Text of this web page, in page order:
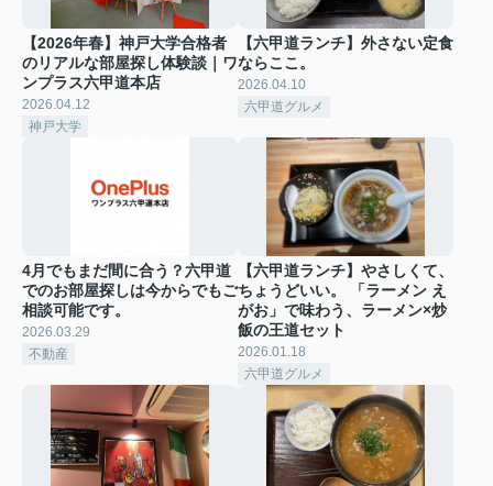
【2026年春】神戸大学合格者
のリアルな部屋探し体験談｜ワ
ンプラス六甲道本店
2026.04.12
神戸大学
【六甲道ランチ】外さない定食
ならここ。
2026.04.10
六甲道グルメ
4月でもまだ間に合う？六甲道
でのお部屋探しは今からでもご
相談可能です。
2026.03.29
不動産
【六甲道ランチ】やさしくて、
ちょうどいい。 「ラーメン え
がお」で味わう、ラーメン×炒
飯の王道セット
2026.01.18
六甲道グルメ